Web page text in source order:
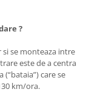
?
si se monteaza intre
este de a centra
care se
km/ora.